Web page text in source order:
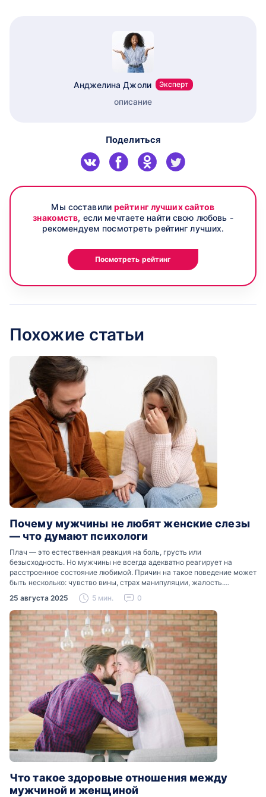
Анджелина Джоли Эксперт
описание
Поделиться
Мы составилирейтинг лучших сайтов
знакомств, если мечтаете найти свою любовь -
рекомендуем посмотреть рейтинг лучших.
Посмотреть рейтинг
Похожие статьи
Почему мужчины не любят женские слезы
— что думают психологи
Плач — это естественная реакция на боль, грусть или
безысходность. Но мужчины не всегда адекватно реагирует на
расстроенное состояние любимой. Причин на такое поведение может
быть несколько: чувство вины, страх манипуляции, жалость.
Разобраться, почему мужчины боятся женских слез, помогут советы
психологов…
25 августа 2025 5 мин. 0
Что такое здоровые отношения между
мужчиной и женщиной